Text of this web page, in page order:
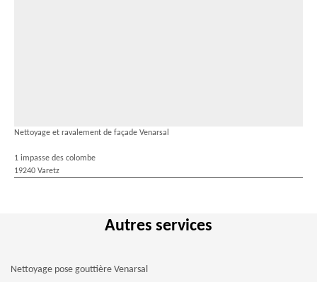
Nettoyage et ravalement de façade Venarsal
1 impasse des colombe
19240 Varetz
Autres services
Nettoyage pose gouttière Venarsal